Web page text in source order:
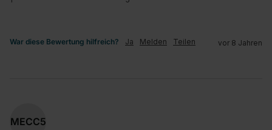
War diese Bewertung hilfreich? Ja Melden Teilen vor 8 Jahren
MECC5